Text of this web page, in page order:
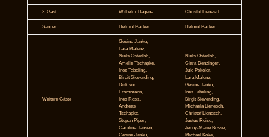
3. Gast Wilhelm Hagena Christof Lienesch
Sänger Helmut Backer Helmut Backer
Weitere Gäste
Gesine Janku,
Lara Malenz,
Niels Osterloh,
Amelie Tschapke,
Ines Tabeling,
Birgit Sieverding,
Dirk von
Frommann,
Ines Ross,
Andreas
Tschapke,
Stepan Piper,
Caroline Jansen,
Gesine Janku,
Niels Osterloh,
Clara Denzinger,
Jule Pekeler,
Lara Malenz,
Gesine Janku,
Ines Tabeling,
Birgit Sieverding,
Michaela Lienesch,
Christof Lienesch,
Justus Reise,
Jenny-Marie Busse,
Michael Koke,